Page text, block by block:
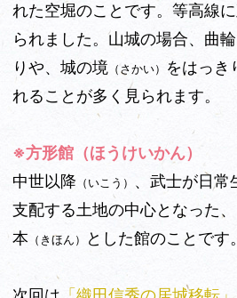
れた空堀のことです。等高線
られました。山城の場合、曲
りや、城の境 （さかい）
をはっき
れることが多く見られます。
※方形館（ほうけいかん）
中世以降 （いこう）
、武士が日常
支配する土地の中心となった
本 （きほん） とした館のことです。